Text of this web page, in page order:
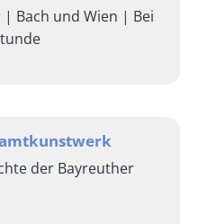
Bach und Wien | Bei
der Bayreuther